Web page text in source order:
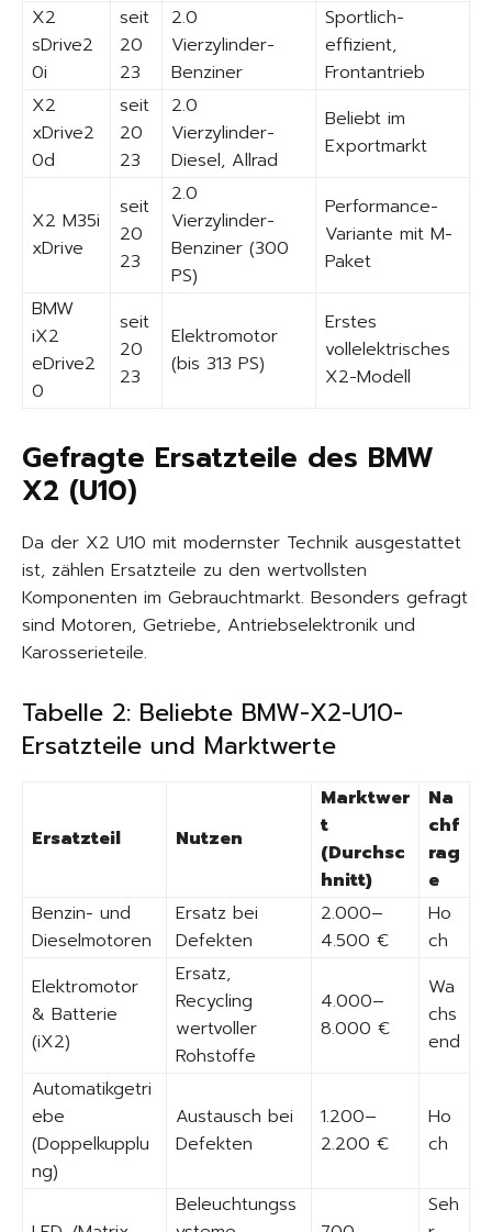
X2
sDrive2
0i
seit
20
23
2.0
Vierzylinder-
Benziner
Sportlich-
effizient,
Frontantrieb
X2
xDrive2
0d
seit
20
23
2.0
Vierzylinder-
Diesel, Allrad
Beliebt im
Exportmarkt
X2 M35i
xDrive
seit
20
23
2.0
Vierzylinder-
Benziner (300
PS)
Performance-
Variante mit M-
Paket
BMW
iX2
eDrive2
0
seit
20
23
Elektromotor
(bis 313 PS)
Erstes
vollelektrisches
X2-Modell
Gefragte Ersatzteile des BMW
X2 (U10)
Da der X2 U10 mit modernster Technik ausgestattet
ist, zählen Ersatzteile zu den wertvollsten
Komponenten im Gebrauchtmarkt. Besonders gefragt
sind Motoren, Getriebe, Antriebselektronik und
Karosserieteile.
Tabelle 2: Beliebte BMW-X2-U10-
Ersatzteile und Marktwerte
Ersatzteil Nutzen
Marktwer
t
(Durchsc
hnitt)
Na
chf
rag
e
Benzin- und
Dieselmotoren
Ersatz bei
Defekten
2.000–
4.500 €
Ho
ch
Elektromotor
& Batterie
(iX2)
Ersatz,
Recycling
wertvoller
Rohstoffe
4.000–
8.000 €
Wa
chs
end
Automatikgetri
ebe
(Doppelkupplu
ng)
Austausch bei
Defekten
1.200–
2.200 €
Ho
ch
Beleuchtungss
Seh